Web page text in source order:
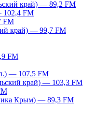
край) — 89,2 FM
102,4 FM
FM
край) — 99,7 FM
FM
— 107,5 FM
край) — 103,3 FM
Крым) — 89,3 FM